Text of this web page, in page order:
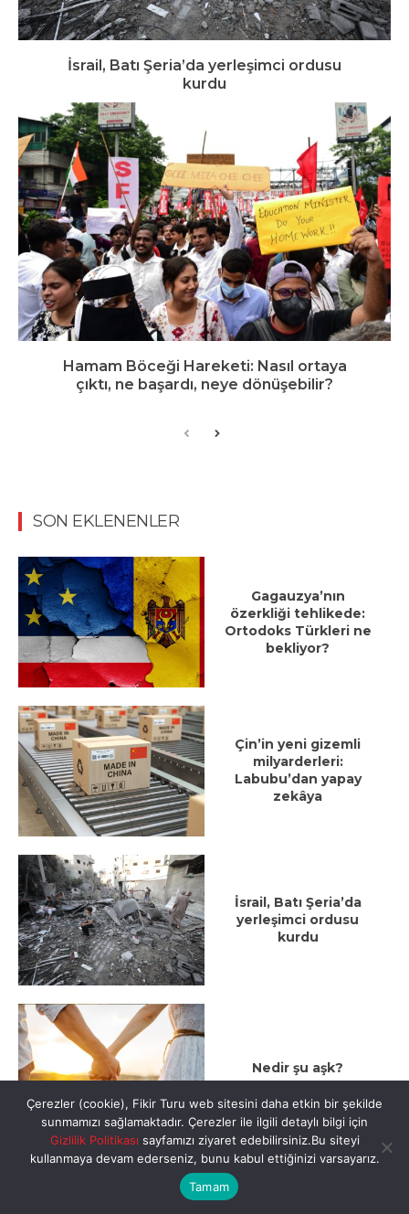
İsrail, Batı Şeria’da yerleşimci ordusu
kurdu
Hamam Böceği Hareketi: Nasıl ortaya
çıktı, ne başardı, neye dönüşebilir?
SON EKLENENLER
Gagauzya’nın
özerkliği tehlikede:
Ortodoks Türkleri ne
bekliyor?
Çin’in yeni gizemli
milyarderleri:
Labubu’dan yapay
zekâya
İsrail, Batı Şeria’da
yerleşimci ordusu
kurdu
Nedir şu aşk?
Çerezler (cookie), Fikir Turu web sitesini daha etkin bir şekilde
sunmamızı sağlamaktadır. Çerezler ile ilgili detaylı bilgi için
Gizlilik Politikası sayfamızı ziyaret edebilirsiniz.Bu siteyi
kullanmaya devam ederseniz, bunu kabul ettiğinizi varsayarız.
Tamam